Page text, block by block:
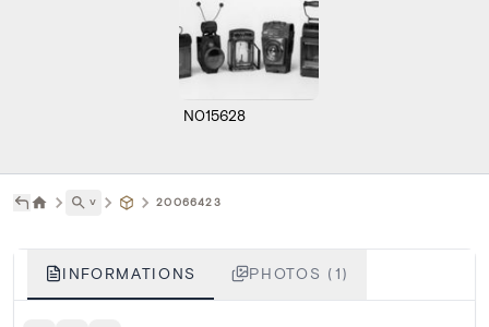
N015628
˅ 20066423
INFORMATIONS PHOTOS (1)